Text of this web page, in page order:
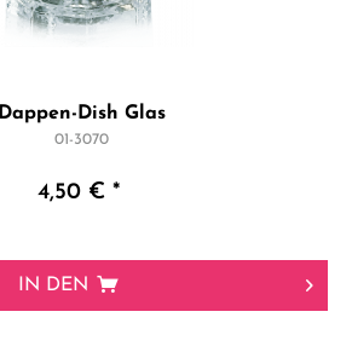
Dappen-Dish Glas
01-3070
4,50 € *
IN DEN